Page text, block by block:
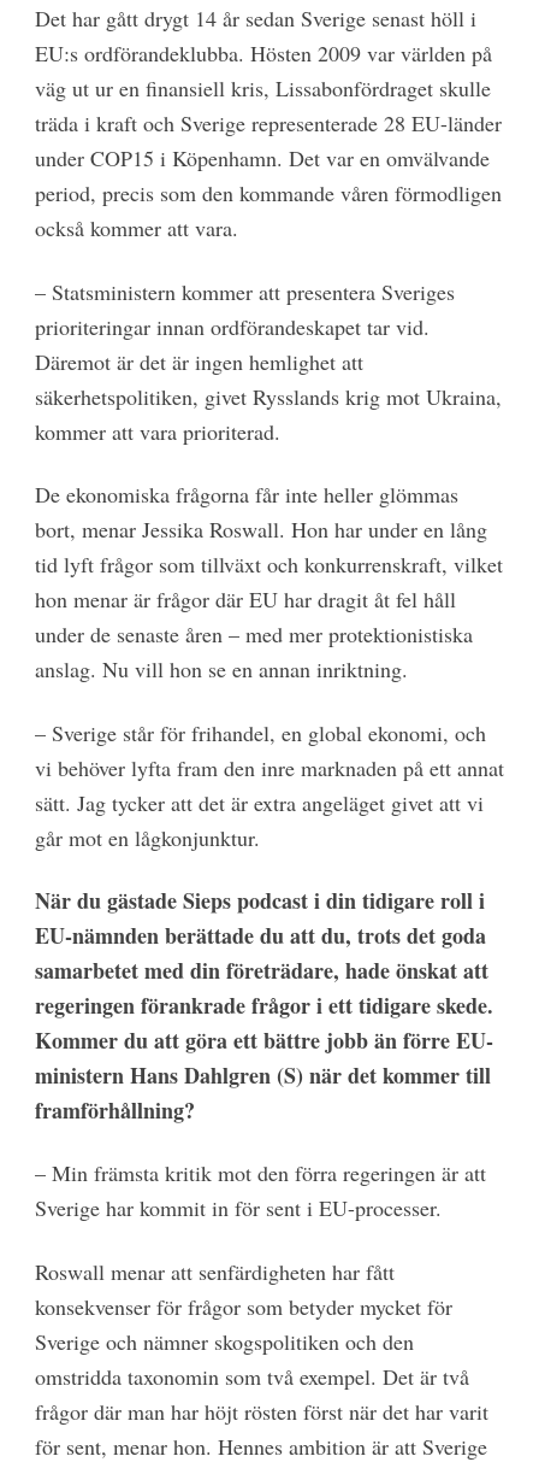
Det har gått drygt 14 år sedan Sverige senast höll i
EU:s ordförandeklubba. Hösten 2009 var världen på
väg ut ur en finansiell kris, Lissabonfördraget skulle
träda i kraft och Sverige representerade 28 EU-länder
under COP15 i Köpenhamn. Det var en omvälvande
period, precis som den kommande våren förmodligen
också kommer att vara.
– Statsministern kommer att presentera Sveriges
prioriteringar innan ordförandeskapet tar vid.
Däremot är det är ingen hemlighet att
säkerhetspolitiken, givet Rysslands krig mot Ukraina,
kommer att vara prioriterad.
De ekonomiska frågorna får inte heller glömmas
bort, menar Jessika Roswall. Hon har under en lång
tid lyft frågor som tillväxt och konkurrenskraft, vilket
hon menar är frågor där EU har dragit åt fel håll
under de senaste åren – med mer protektionistiska
anslag. Nu vill hon se en annan inriktning.
– Sverige står för frihandel, en global ekonomi, och
vi behöver lyfta fram den inre marknaden på ett annat
sätt. Jag tycker att det är extra angeläget givet att vi
går mot en lågkonjunktur.
När du gästade Sieps podcast i din tidigare roll i
EU-nämnden berättade du att du, trots det goda
samarbetet med din företrädare, hade önskat att
regeringen förankrade frågor i ett tidigare skede.
Kommer du att göra ett bättre jobb än förre EU-
ministern Hans Dahlgren (S) när det kommer till
framförhållning?
– Min främsta kritik mot den förra regeringen är att
Sverige har kommit in för sent i EU-processer.
Roswall menar att senfärdigheten har fått
konsekvenser för frågor som betyder mycket för
Sverige och nämner skogspolitiken och den
omstridda taxonomin som två exempel. Det är två
frågor där man har höjt rösten först när det har varit
för sent, menar hon. Hennes ambition är att Sverige